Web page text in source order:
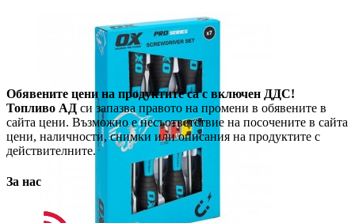
Обявените цени на продуктите са с включен ДДС!
Топливо АД си запазва правото на промени в обявените в
сайта цени. Възможно е несъответствие на посочените в сайта
цени, наличности, снимки или описания на продуктите с
действителните.
За нас